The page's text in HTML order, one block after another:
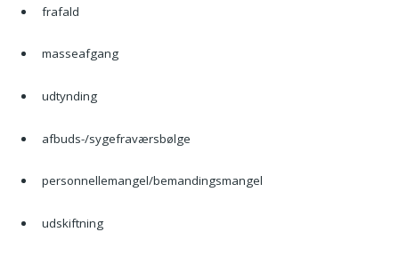
frafald
masseafgang
udtynding
afbuds-/sygefraværsbølge
personnellemangel/bemandingsmangel
udskiftning